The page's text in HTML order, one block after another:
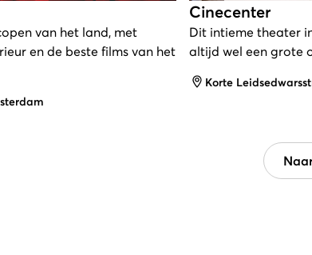
van het land, met
en de beste films van het
Cinecenter
Dit intieme theater
altijd wel een grote
Adres
Korte